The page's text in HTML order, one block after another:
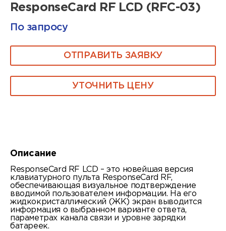
ResponseCard RF LCD (RFC-03)
По запросу
ОТПРАВИТЬ ЗАЯВКУ
УТОЧНИТЬ ЦЕНУ
Описание
ResponseCard RF LCD – это новейшая версия
клавиатурного пульта ResponseCard RF,
обеспечивающая визуальное подтверждение
вводимой пользователем информации. На его
жидкокристаллический (ЖК) экран выводится
информация о выбранном варианте ответа,
параметрах канала связи и уровне зарядки
батареек.